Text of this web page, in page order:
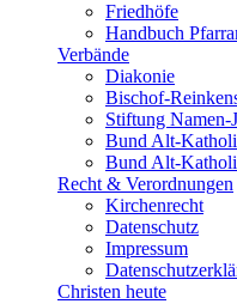
Friedhöfe
Handbuch
Verbände
Diakonie
Bischof-
Stiftung Namen-
Bund Alt-
Bund Alt-
Recht & Verordnungen
Kirchenrecht
Datenschutz
Impressum
Christen heute